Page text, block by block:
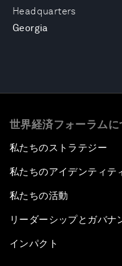
Headquarters
Georgia
世界経済フォーラムに
私たちのストラテジー
私たちのアイデンティテ
私たちの活動
リーダーシップとガバナ
インパクト